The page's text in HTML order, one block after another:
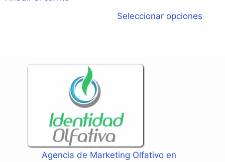
Seleccionar opciones
Agencia de Marketing Olfativo en